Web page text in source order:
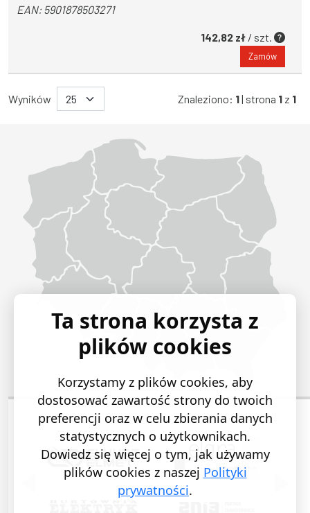
EAN:5901878503271
142,82 zł / szt.
Zamów
Wyników Znaleziono: 1| strona 1 z 1
POPRZEDNI SLAJD
Ta strona korzysta z
plików cookies
Korzystamy z plików cookies, aby
dostosować zawartość strony do twoich
preferencji oraz w celu zbierania danych
statystycznych o użytkownikach.
Dowiedz się więcej o tym, jak używamy
plików cookies z naszej Polityki
prywatności.